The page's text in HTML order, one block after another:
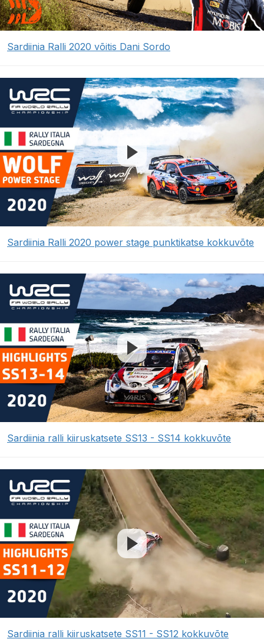
Sardiinia Ralli 2020 võitis Dani Sordo
Sardiinia Ralli 2020 power stage punktikatse kokkuvõte
Sardiinia ralli kiiruskatsete SS13 - SS14 kokkuvõte
Sardiinia ralli kiiruskatsete SS11 - SS12 kokkuvõte